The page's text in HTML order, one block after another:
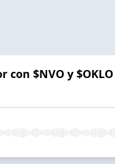
$NVO y $OKLO